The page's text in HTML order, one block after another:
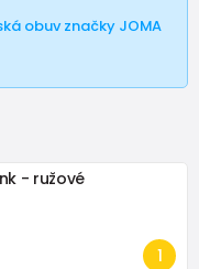
obuv značky JOMA
- ružové